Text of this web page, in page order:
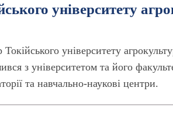
університету
університету
з університетом та його
та навчально-наукові центри.